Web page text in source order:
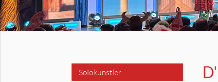
Solokünstler